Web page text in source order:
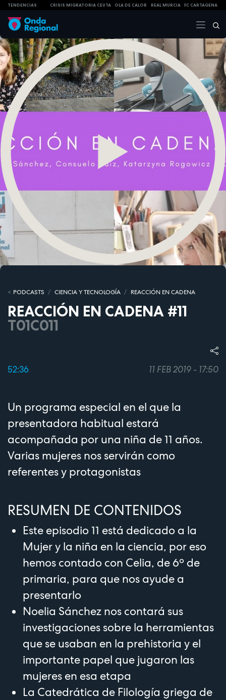
TENDENCIAS CRISIS MIGRATORIA CEUTA OLA DE CALOR REAL MURCIA FC CARTAGENA
PODCASTS CIENCIA Y TECNOLOGÍA REACCIÓN EN CADENA
REACCIÓN EN CADENA #11
T01C011
52:36 11 FEB 2019 - 17:50
Un programa especial en el que la
presentadora habitual estará
acompañada por una niña de 11 años.
Varias mujeres nos servirán como
referentes y protagonistas
RESUMEN DE CONTENIDOS
Este episodio 11 está dedicado a la
Mujer y la niña en la ciencia, por eso
hemos contado con Celia, de 6º de
primaria, para que nos ayude a
presentarlo
Noelia Sánchez nos contará sus
investigaciones sobre la herramientas
que se usaban en la prehistoria y el
importante papel que jugaron las
mujeres en esa etapa
La Catedrática de Filología griega de